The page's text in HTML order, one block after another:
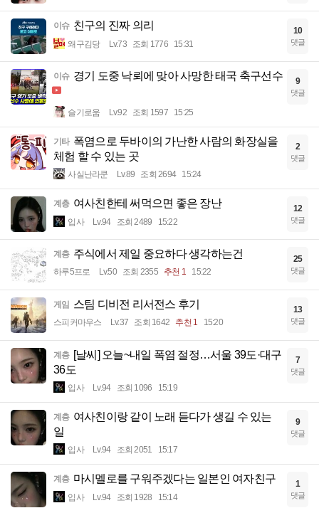
이슈 친구의 진짜 의리
왜구김당 Lv.73 조회 1776 15:31
10
댓글
이슈 경기 도중 낙뢰에 맞아 사망한 태국 축구선수
슬기로움 Lv.92 조회 1597 15:25
9
댓글
기타 폭염으로 두바이의 가난한 사람의 화장실을
체험 할 수 있는 곳
사실난라쿤 Lv.89 조회 2694 15:24
2
댓글
계층 여사친한테 써먹으면 좋은 장난
입사 Lv.94 조회 2489 15:22
12
댓글
계층 주식에서 제일 중요하다 생각하는건
하루5프로 Lv.50 조회 2355 추천 1 15:22
25
댓글
게임 스팀 디비전 리서전스 후기
스피커마우스 Lv.37 조회 1642 추천 1 15:20
13
댓글
계층 [날씨] 오늘~내일 폭염 절정…서울 39도·대구
36도
입사 Lv.94 조회 1096 15:19
7
댓글
계층 여사친이랑 같이 노래 듣다가 생길 수 있는
일
입사 Lv.94 조회 2051 15:17
9
댓글
계층 마시멜로를 구워주겠다는 일본인 여자친구
입사 Lv.94 조회 1928 15:14
1
댓글